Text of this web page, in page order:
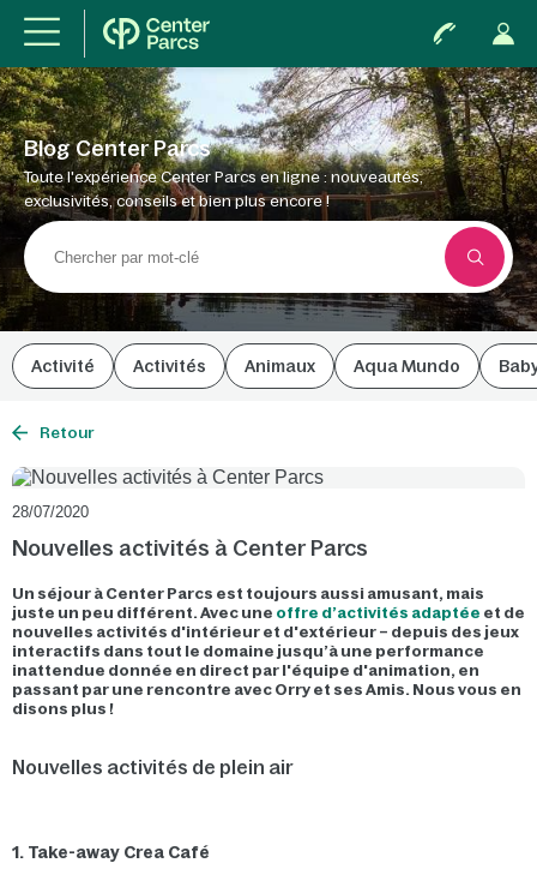
Blog Center Parcs
Toute l'expérience Center Parcs en ligne : nouveautés,
exclusivités, conseils et bien plus encore !
Activité Activités Animaux Aqua Mundo
Retour
28/07/2020
Nouvelles activités à Center Parcs
Un séjour à Center Parcs est toujours aussi amusant, mais
juste un peu différent. Avec une offre d’activités adaptée et de
nouvelles activités d'intérieur et d'extérieur – depuis des jeux
interactifs dans tout le domaine jusqu’à une performance
inattendue donnée en direct par l'équipe d'animation, en
passant par une rencontre avec Orry et ses Amis. Nous vous en
disons plus !
Nouvelles activités de plein air
1. Take-away Crea Café